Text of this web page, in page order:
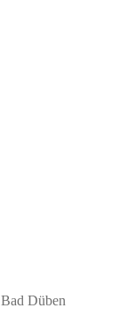
Bad Düben